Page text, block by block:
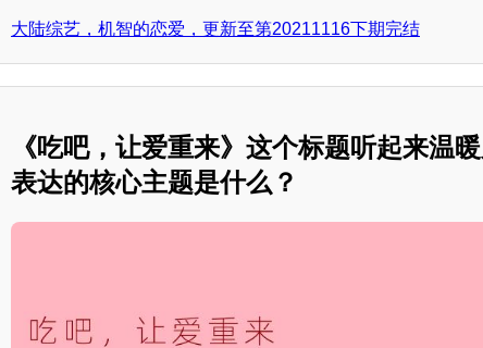
大陆综艺，机智的恋爱，更新至第20211116下期完结
《吃吧，让爱重来》这个标题听起来温
表达的核心主题是什么？